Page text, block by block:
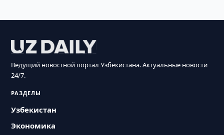
Ведущий новостной портал Узбекистана. Актуальные новости
24/7.
РАЗДЕЛЫ
Узбекистан
Экономика